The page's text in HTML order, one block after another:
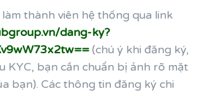
thành viên hệ thống qua link
dang-ky?
(chú ý khi đăng ký,
KYC, bạn cần chuẩn bị ảnh rõ mặt
bạn). Các thông tin đăng ký chi